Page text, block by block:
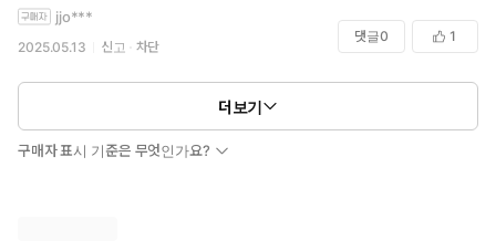
단한번 제대로 한번하고
각방쓰자고하고 냉정하고 차갑고 ***취급에 시집살이에 어디 기댈곳없
이 2년을 피임하라는 소리나 들어가며 살았는데 솔찍히 난 못합칠것같아
요 너무 남자를 쉽게 용서해줬어
jjo***
2025.05.13 신고 차단
댓글0 1
더보기
구매자 표시 기준은 무엇인가요?